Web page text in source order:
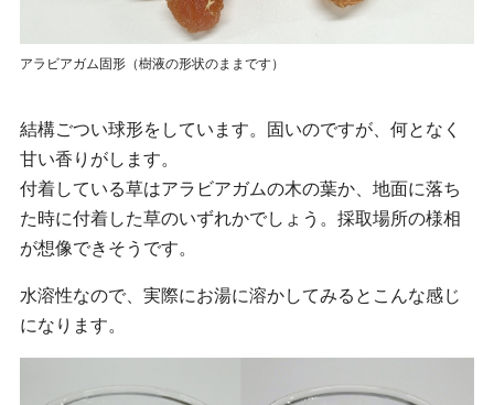
アラビアガム固形（樹液の形状のままです）
結構ごつい球形をしています。固いのですが、何となく
甘い香りがします。
付着している草はアラビアガムの木の葉か、地面に落ち
た時に付着した草のいずれかでしょう。採取場所の様相
が想像できそうです。
水溶性なので、実際にお湯に溶かしてみるとこんな感じ
になります。